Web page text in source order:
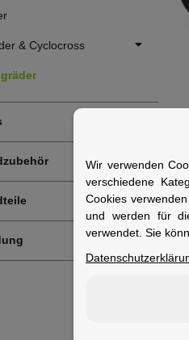
& Cyclocross
Wir verwenden
verschiedene
Cookies
und werden für
verwendet. Sie